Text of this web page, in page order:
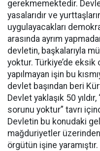
gerekmemektedir.
yasalarıdır ve
uygulayacakları
arasında ayrım
devletin, başkalarıyla
yoktur. Türkiye’de
yapılmayan işin bu
devlet başından beri
Devlet yaklaşık 50
sorunu yoktur” tavrı
Devletin bu konudaki
mağduriyetler
örgütün işine yaramıştır.